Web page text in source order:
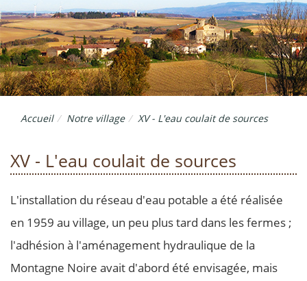
Accueil Notre village XV - L'eau coulait de sources
XV - L'eau coulait de sources
L'installation du réseau d'eau potable a été réalisée
en 1959 au village, un peu plus tard dans les fermes ;
l'adhésion à l'aménagement hydraulique de la
Montagne Noire avait d'abord été envisagée, mais